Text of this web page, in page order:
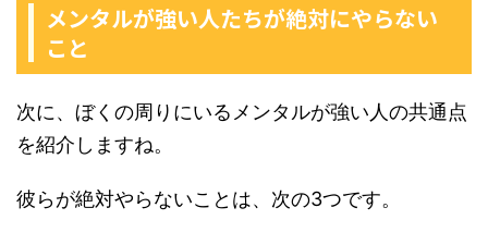
メンタルが強い人たちが絶対にやらない
こと
次に、ぼくの周りにいるメンタルが強い人の共通点
を紹介しますね。
彼らが絶対やらないことは、次の3つです。